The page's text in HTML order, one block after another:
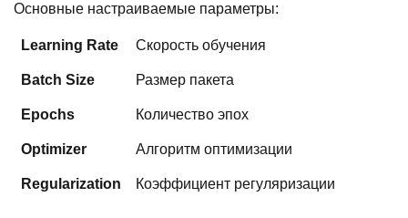
Основные настраиваемые параметры:
Learning Rate Скорость обучения
Batch Size Размер пакета
Epochs Количество эпох
Optimizer Алгоритм оптимизации
Regularization Коэффициент регуляризации